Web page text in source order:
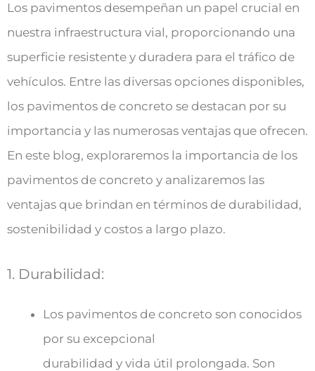
Los pavimentos desempeñan un papel crucial en
nuestra infraestructura vial, proporcionando una
superficie resistente y duradera para el tráfico de
vehículos. Entre las diversas opciones disponibles,
los pavimentos de concreto se destacan por su
importancia y las numerosas ventajas que ofrecen.
En este blog, exploraremos la importancia de los
pavimentos de concreto y analizaremos las
ventajas que brindan en términos de durabilidad,
sostenibilidad y costos a largo plazo.
1. Durabilidad:
Los pavimentos de concreto son conocidos
por su excepcional
durabilidad y vida útil prolongada. Son